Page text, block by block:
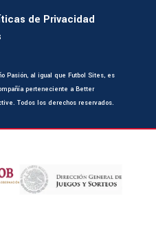
de Privacidad
Pasión, al igual que Futbol Sites, es
perteneciente a Better
Todos los derechos reservados.